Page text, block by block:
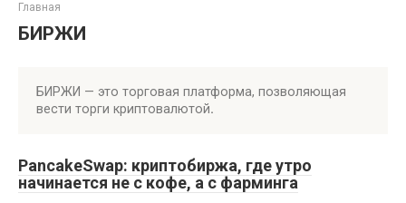
Главная
БИРЖИ
БИРЖИ — это торговая платформа, позволяющая
вести торги криптовалютой.
PancakeSwap: криптобиржа, где утро
начинается не с кофе, а с фарминга